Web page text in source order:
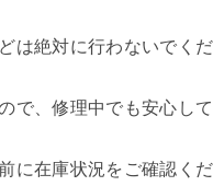
は絶対に行わないでくだ
で、修理中でも安心して
に在庫状況をご確認くだ